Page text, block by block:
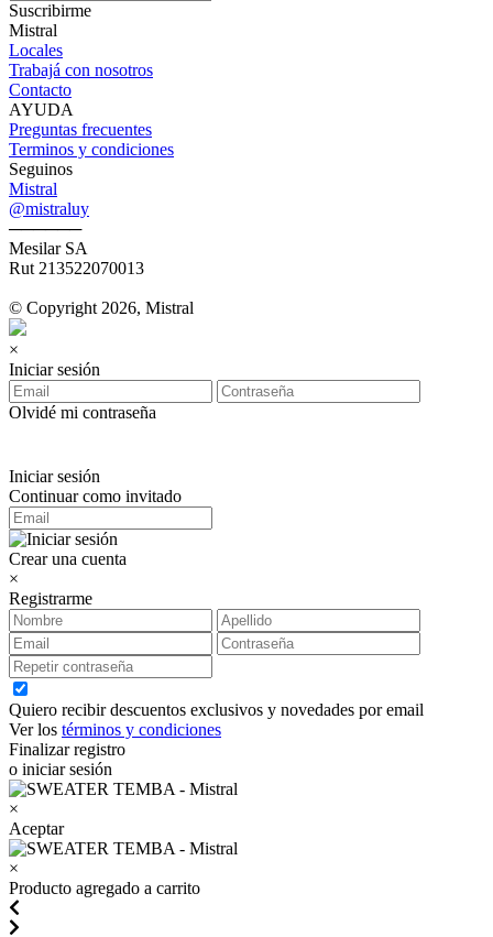
Suscribirme
Mistral
Locales
Trabajá con nosotros
Contacto
AYUDA
Preguntas frecuentes
Terminos y condiciones
Seguinos
Mistral
@mistraluy
──────
Mesilar SA
Rut 213522070013
© Copyright 2026, Mistral
×
Iniciar sesión
Olvidé mi contraseña
Iniciar sesión
Continuar como invitado
Crear una cuenta
×
Registrarme
Quiero recibir descuentos exclusivos y novedades por email
Ver los términos y condiciones
Finalizar registro
o iniciar sesión
×
Aceptar
×
Producto agregado a carrito